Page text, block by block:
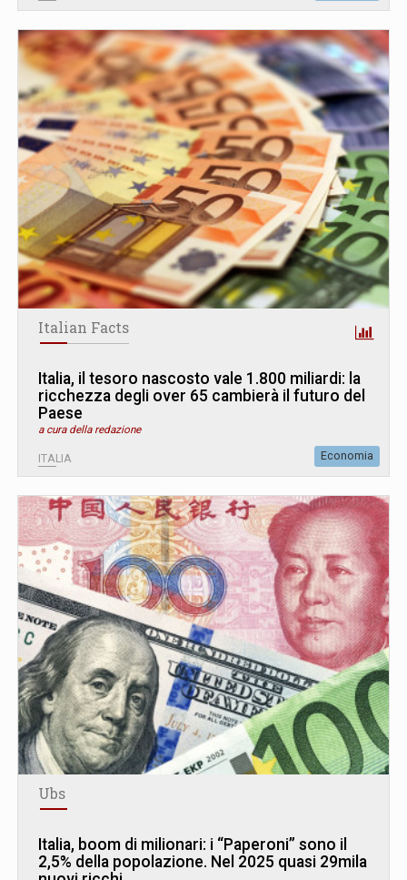
Italian Facts
Italia, il tesoro nascosto vale 1.800 miliardi: la
ricchezza degli over 65 cambierà il futuro del
Paese
a cura della redazione
ITALIA Economia
Ubs
Italia, boom di milionari: i “Paperoni” sono il
2,5% della popolazione. Nel 2025 quasi 29mila